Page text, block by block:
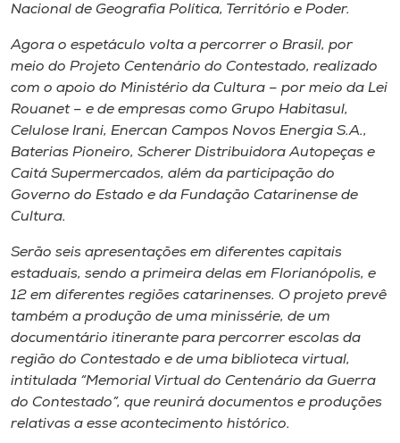
Nacional de Geografia Política, Território e Poder.
Agora o espetáculo volta a percorrer o Brasil, por
meio do Projeto Centenário do Contestado, realizado
com o apoio do Ministério da Cultura – por meio da Lei
Rouanet – e de empresas como Grupo Habitasul,
Celulose Irani, Enercan Campos Novos Energia S.A.,
Baterias Pioneiro, Scherer Distribuidora Autopeças e
Caitá Supermercados, além da participação do
Governo do Estado e da Fundação Catarinense de
Cultura.
Serão seis apresentações em diferentes capitais
estaduais, sendo a primeira delas em Florianópolis, e
12 em diferentes regiões catarinenses. O projeto prevê
também a produção de uma minissérie, de um
documentário itinerante para percorrer escolas da
região do Contestado e de uma biblioteca virtual,
intitulada “Memorial Virtual do Centenário da Guerra
do Contestado”, que reunirá documentos e produções
relativas a esse acontecimento histórico.